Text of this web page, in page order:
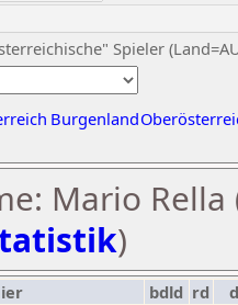
Spieler
Burgenland
Mario Rella
)
bdld rd